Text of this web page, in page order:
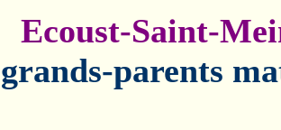
Ecoust-Saint-
grands-parents